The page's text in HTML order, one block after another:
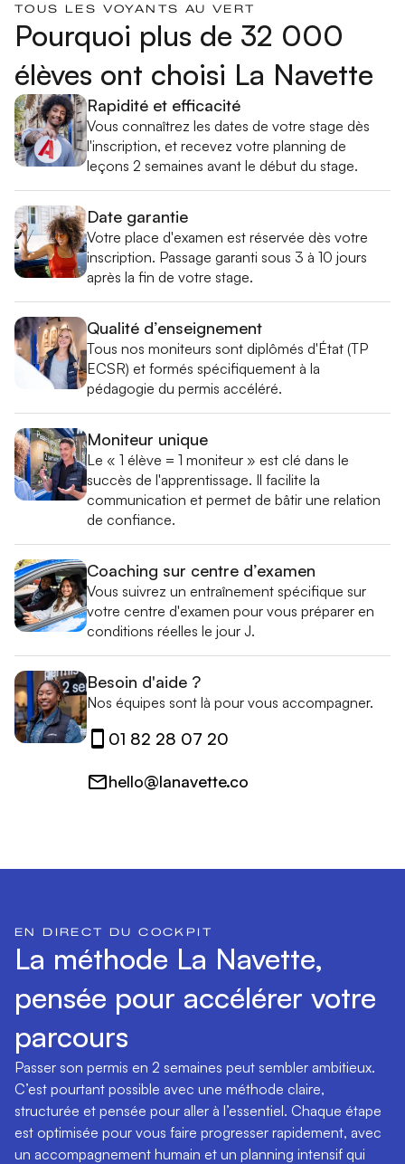
TOUS LES VOYANTS AU VERT
Pourquoi plus de 32 000
élèves ont choisi La Navette
Rapidité et efficacité
Vous connaîtrez les dates de votre stage dès
l'inscription, et recevez votre planning de
leçons 2 semaines avant le début du stage.
Date garantie
Votre place d'examen est réservée dès votre
inscription. Passage garanti sous 3 à 10 jours
après la fin de votre stage.
Qualité d’enseignement
Tous nos moniteurs sont diplômés d'État (TP
ECSR) et formés spécifiquement à la
pédagogie du permis accéléré.
Moniteur unique
Le « 1 élève = 1 moniteur » est clé dans le
succès de l'apprentissage. Il facilite la
communication et permet de bâtir une relation
de confiance.
Coaching sur centre d’examen
Vous suivrez un entraînement spécifique sur
votre centre d'examen pour vous préparer en
conditions réelles le jour J.
Besoin d'aide ?
Nos équipes sont là pour vous accompagner.
01 82 28 07 20
hello@lanavette.co
EN DIRECT DU COCKPIT
La méthode La Navette,
pensée pour accélérer votre
parcours
Passer son permis en 2 semaines peut sembler ambitieux.
C’est pourtant possible avec une méthode claire,
structurée et pensée pour aller à l’essentiel. Chaque étape
est optimisée pour vous faire progresser rapidement, avec
un accompagnement humain et un planning intensif qui